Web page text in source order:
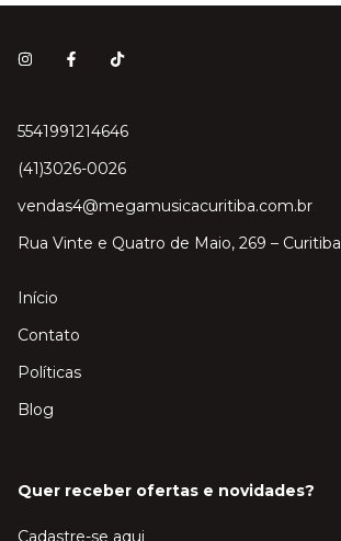
5541991214646
(41)3026-0026
vendas4@megamusicacuritiba.com.br
Rua Vinte e Quatro de Maio, 269 – Curitiba
Início
Contato
Políticas
Blog
Quer receber ofertas e novidades?
Cadastre-se aqui